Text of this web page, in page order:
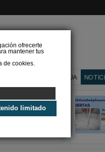
ofrecerte
mantener tus
de cookies.
limitado
BAÑO Y AGUA
en
qué le va a
a tu